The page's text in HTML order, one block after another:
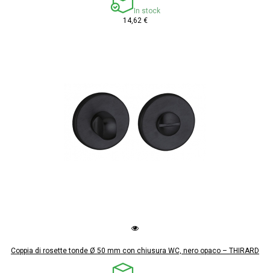
In stock
14,62 €
Coppia di rosette tonde Ø 50 mm con chiusura WC, nero opaco – THIRARD